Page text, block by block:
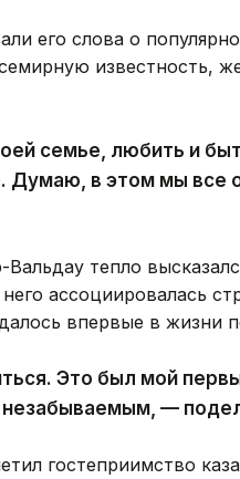
его слова о
известность,
семье, любить и
Думаю, в этом мы все
тепло
ассоциировалась
впервые в жизни
Это был мой
—
гостеприимство